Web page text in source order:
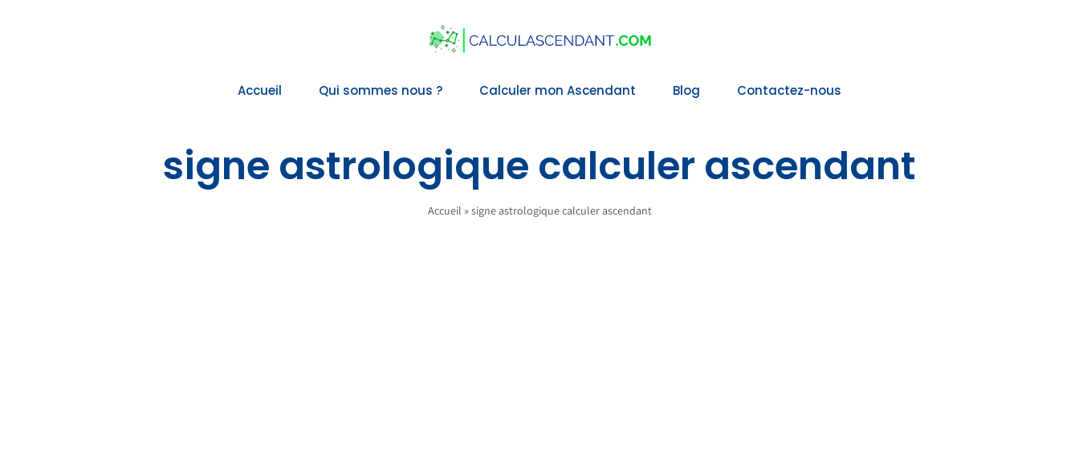
Accueil Qui sommes nous ? Calculer mon Ascendant Blog Contactez-nous
signe astrologique calculer ascendant
Accueil »signe astrologique calculer ascendant